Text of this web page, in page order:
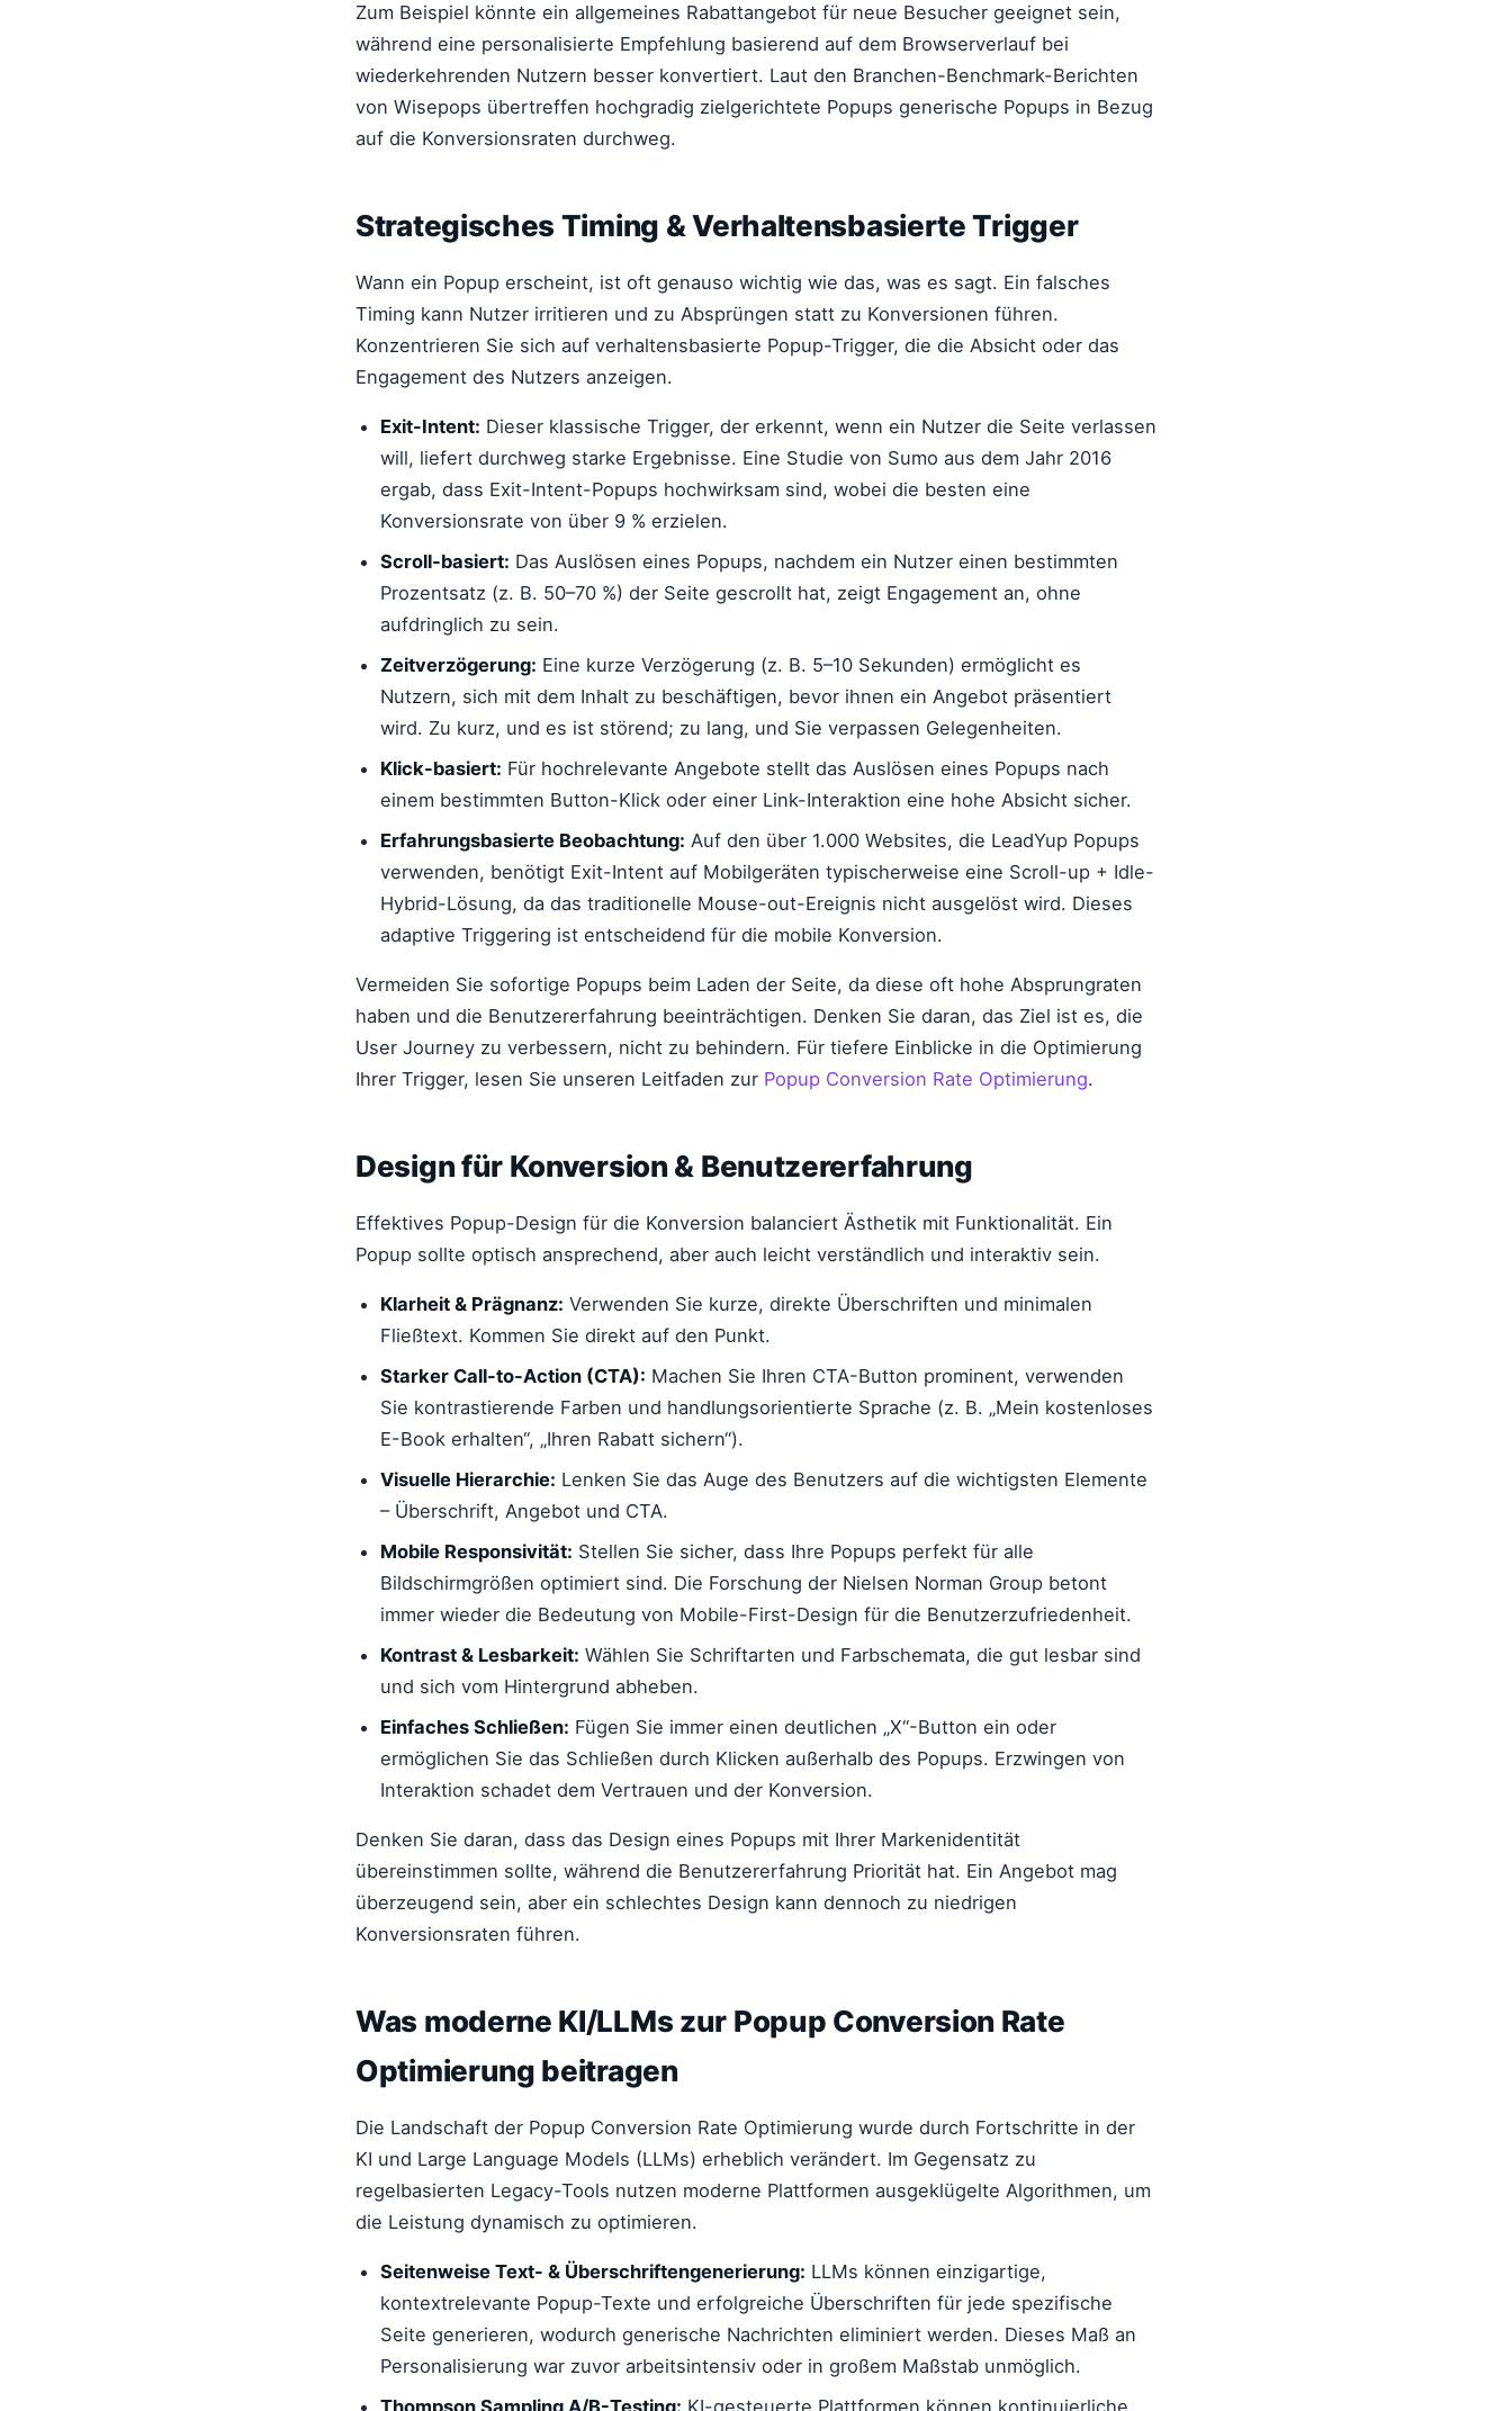
Zum Beispiel könnte ein allgemeines Rabattangebot für neue Besucher geeignet sein,
während eine personalisierte Empfehlung basierend auf dem Browserverlauf bei
wiederkehrenden Nutzern besser konvertiert. Laut den Branchen-Benchmark-Berichten
von Wisepops übertreffen hochgradig zielgerichtete Popups generische Popups in Bezug
auf die Konversionsraten durchweg.
Strategisches Timing & Verhaltensbasierte Trigger
Wann ein Popup erscheint, ist oft genauso wichtig wie das, was es sagt. Ein falsches
Timing kann Nutzer irritieren und zu Absprüngen statt zu Konversionen führen.
Konzentrieren Sie sich auf verhaltensbasierte Popup-Trigger, die die Absicht oder das
Engagement des Nutzers anzeigen.
Exit-Intent: Dieser klassische Trigger, der erkennt, wenn ein Nutzer die Seite verlassen
will, liefert durchweg starke Ergebnisse. Eine Studie von Sumo aus dem Jahr 2016
ergab, dass Exit-Intent-Popups hochwirksam sind, wobei die besten eine
Konversionsrate von über 9 % erzielen.
Scroll-basiert: Das Auslösen eines Popups, nachdem ein Nutzer einen bestimmten
Prozentsatz (z. B. 50–70 %) der Seite gescrollt hat, zeigt Engagement an, ohne
aufdringlich zu sein.
Zeitverzögerung: Eine kurze Verzögerung (z. B. 5–10 Sekunden) ermöglicht es
Nutzern, sich mit dem Inhalt zu beschäftigen, bevor ihnen ein Angebot präsentiert
wird. Zu kurz, und es ist störend; zu lang, und Sie verpassen Gelegenheiten.
Klick-basiert: Für hochrelevante Angebote stellt das Auslösen eines Popups nach
einem bestimmten Button-Klick oder einer Link-Interaktion eine hohe Absicht sicher.
Erfahrungsbasierte Beobachtung: Auf den über 1.000 Websites, die LeadYup Popups
verwenden, benötigt Exit-Intent auf Mobilgeräten typischerweise eine Scroll-up + Idle-
Hybrid-Lösung, da das traditionelle Mouse-out-Ereignis nicht ausgelöst wird. Dieses
adaptive Triggering ist entscheidend für die mobile Konversion.
Vermeiden Sie sofortige Popups beim Laden der Seite, da diese oft hohe Absprungraten
haben und die Benutzererfahrung beeinträchtigen. Denken Sie daran, das Ziel ist es, die
User Journey zu verbessern, nicht zu behindern. Für tiefere Einblicke in die Optimierung
Ihrer Trigger, lesen Sie unseren Leitfaden zur Popup Conversion Rate Optimierung.
Design für Konversion & Benutzererfahrung
Effektives Popup-Design für die Konversion balanciert Ästhetik mit Funktionalität. Ein
Popup sollte optisch ansprechend, aber auch leicht verständlich und interaktiv sein.
Klarheit & Prägnanz: Verwenden Sie kurze, direkte Überschriften und minimalen
Fließtext. Kommen Sie direkt auf den Punkt.
Starker Call-to-Action (CTA): Machen Sie Ihren CTA-Button prominent, verwenden
Sie kontrastierende Farben und handlungsorientierte Sprache (z. B. „Mein kostenloses
E-Book erhalten“, „Ihren Rabatt sichern“).
Visuelle Hierarchie: Lenken Sie das Auge des Benutzers auf die wichtigsten Elemente
– Überschrift, Angebot und CTA.
Mobile Responsivität: Stellen Sie sicher, dass Ihre Popups perfekt für alle
Bildschirmgrößen optimiert sind. Die Forschung der Nielsen Norman Group betont
immer wieder die Bedeutung von Mobile-First-Design für die Benutzerzufriedenheit.
Kontrast & Lesbarkeit: Wählen Sie Schriftarten und Farbschemata, die gut lesbar sind
und sich vom Hintergrund abheben.
Einfaches Schließen: Fügen Sie immer einen deutlichen „X“-Button ein oder
ermöglichen Sie das Schließen durch Klicken außerhalb des Popups. Erzwingen von
Interaktion schadet dem Vertrauen und der Konversion.
Denken Sie daran, dass das Design eines Popups mit Ihrer Markenidentität
übereinstimmen sollte, während die Benutzererfahrung Priorität hat. Ein Angebot mag
überzeugend sein, aber ein schlechtes Design kann dennoch zu niedrigen
Konversionsraten führen.
Was moderne KI/LLMs zur Popup Conversion Rate
Optimierung beitragen
Die Landschaft der Popup Conversion Rate Optimierung wurde durch Fortschritte in der
KI und Large Language Models (LLMs) erheblich verändert. Im Gegensatz zu
regelbasierten Legacy-Tools nutzen moderne Plattformen ausgeklügelte Algorithmen, um
die Leistung dynamisch zu optimieren.
Seitenweise Text- & Überschriftengenerierung: LLMs können einzigartige,
kontextrelevante Popup-Texte und erfolgreiche Überschriften für jede spezifische
Seite generieren, wodurch generische Nachrichten eliminiert werden. Dieses Maß an
Personalisierung war zuvor arbeitsintensiv oder in großem Maßstab unmöglich.
Thompson Sampling A/B-Testing: KI-gesteuerte Plattformen können kontinuierliche,